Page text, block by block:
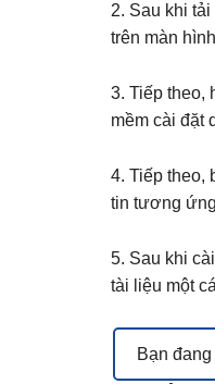
2. Sau khi
trên màn
3. Tiếp theo,
mềm cài đặt
4. Tiếp theo,
tin tương
5. Sau khi
tài liệu một
Bạn